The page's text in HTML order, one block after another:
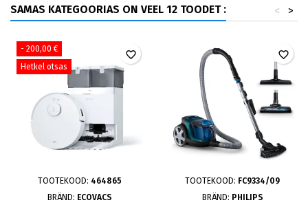
SAMAS KATEGOORIAS ON VEEL 12 TOODET : >
<
- 200,00 €
Hetkel otsas
TOOTEKOOD: 464865
BRÄND: ECOVACS
favorite_border
TOOTEKOOD: FC9334/09
BRÄND: PHILIPS
favorite_border